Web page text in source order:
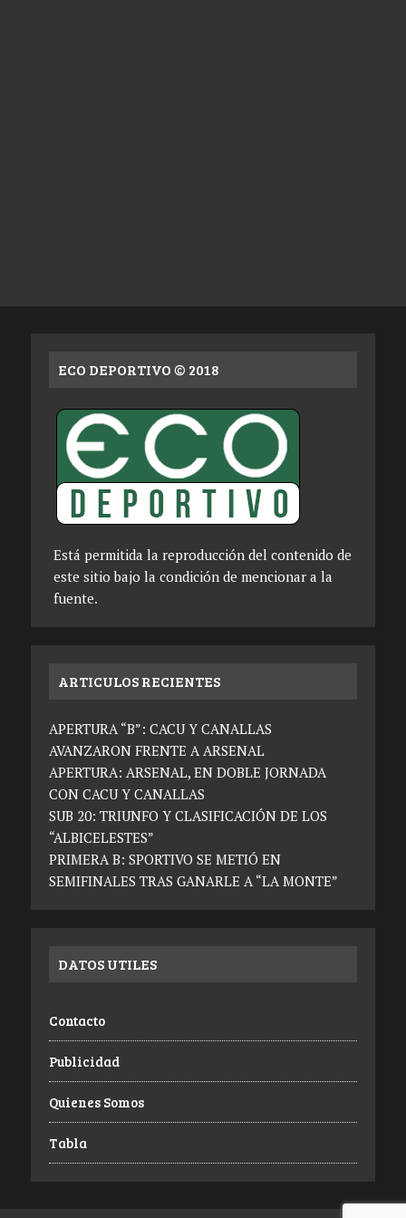
ECO DEPORTIVO © 2018
Está permitida la reproducción del contenido de
este sitio bajo la condición de mencionar a la
fuente.
ARTICULOS RECIENTES
APERTURA “B”: CACU Y CANALLAS
AVANZARON FRENTE A ARSENAL
APERTURA: ARSENAL, EN DOBLE JORNADA
CON CACU Y CANALLAS
SUB 20: TRIUNFO Y CLASIFICACIÓN DE LOS
“ALBICELESTES”
PRIMERA B: SPORTIVO SE METIÓ EN
SEMIFINALES TRAS GANARLE A “LA MONTE”
DATOS UTILES
Contacto
Publicidad
Quienes Somos
Tabla